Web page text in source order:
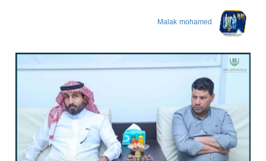
Malak mohamed